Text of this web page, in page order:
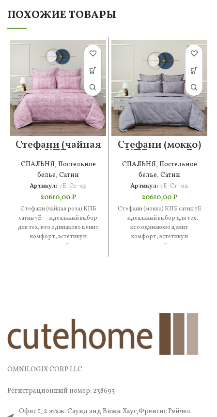
ПОХОЖИЕ ТОВАРЫ
Стефани (чайная
роза) КПБ сатин
7Е
СПАЛЬНЯ, Постельное
белье, Сатин
Артикул: 7Е-Ст-чр
20610,00₽
Стефани (чайная роза) КПБ
сатин 7Е — идеальный выбор
для тех, кто одинаково ценит
комфорт, эстетику и
практичность. В составе
Стефани (мокко)
КПБ сатин 7Е
СПАЛЬНЯ, Постельное
белье, Сатин
Артикул: 7Е-Ст-мк
20610,00₽
Стефани (мокко) КПБ сатин 7Е
— идеальный выбор для тех,
кто одинаково ценит
комфорт, эстетику и
практичность. В составе —
OMNILOGIX CORP LLC
Регистрационный номер: 238695
Офис 1, 2 этаж. Саунд энд Вижн Хаус,Френсис Рейчел